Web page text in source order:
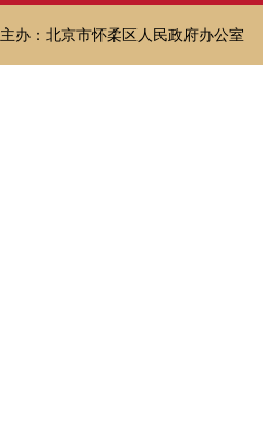
主办：北京市怀柔区人民政府办公室